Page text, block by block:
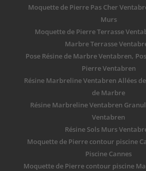
Moquette de Pierre Pas Cher
Murs
Moquette de Pierre Terrasse
Marbre Terrasse
Pose Résine de Marbre Ventabren,
Pierre Ventabren
Résine Marbreline Ventabren Allées
de Marbre
Résine Marbreline Ventabren
Ventabren
Résine Sols Murs
Moquette de Pierre contour piscine
Piscine Cannes
Moquette de Pierre contour piscine